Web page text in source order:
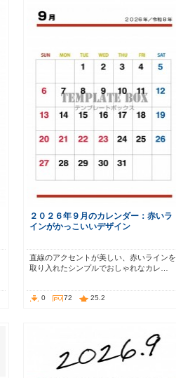
２０２６年９月のカレンダー：赤いラ
インがかっこいいデザイン
直線のアクセントが美しい、赤いラインを
取り入れたシンプルでおしゃれなカレ…
0 72 25.2